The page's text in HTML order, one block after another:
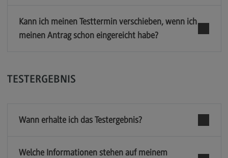
Kann ich meinen Testtermin verschieben, wenn ich
meinen Antrag schon eingereicht habe?
TESTERGEBNIS
Wann erhalte ich das Testergebnis?
Welche Informationen stehen auf meinem